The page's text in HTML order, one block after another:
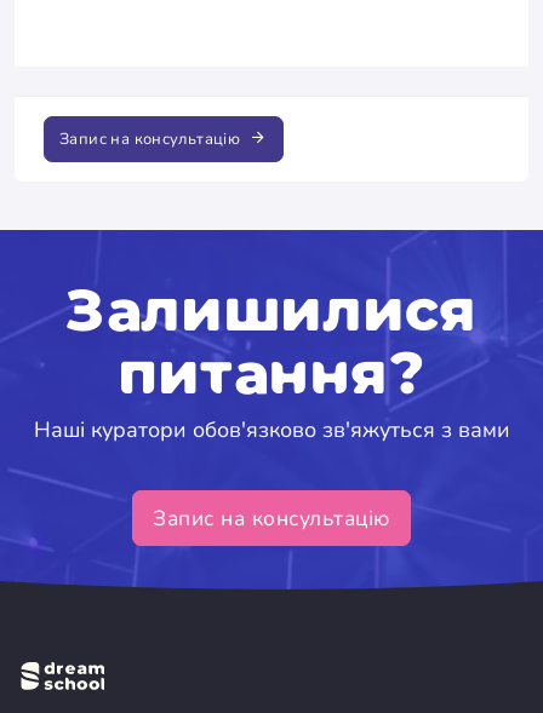
Запис на консультацію
Залишилися
питання?
Наші куратори обов'язково зв'яжуться з вами
Запис на консультацію